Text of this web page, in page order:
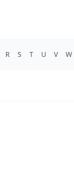
R S T U V W